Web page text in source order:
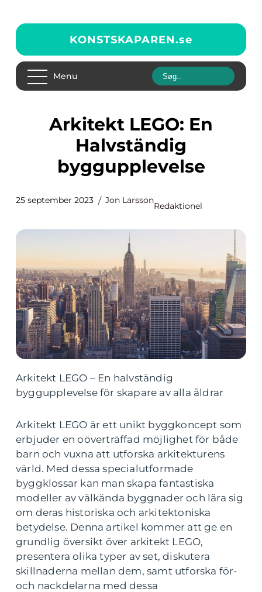
KONSTSKAPAREN.se
Menu
Arkitekt LEGO: En
Halvständig
byggupplevelse
25 september 2023 Jon Larsson
Redaktionel
Arkitekt LEGO – En halvständig
byggupplevelse för skapare av alla åldrar
Arkitekt LEGO är ett unikt byggkoncept som
erbjuder en oöverträffad möjlighet för både
barn och vuxna att utforska arkitekturens
värld. Med dessa specialutformade
byggklossar kan man skapa fantastiska
modeller av välkända byggnader och lära sig
om deras historiska och arkitektoniska
betydelse. Denna artikel kommer att ge en
grundlig översikt över arkitekt LEGO,
presentera olika typer av set, diskutera
skillnaderna mellan dem, samt utforska för-
och nackdelarna med dessa